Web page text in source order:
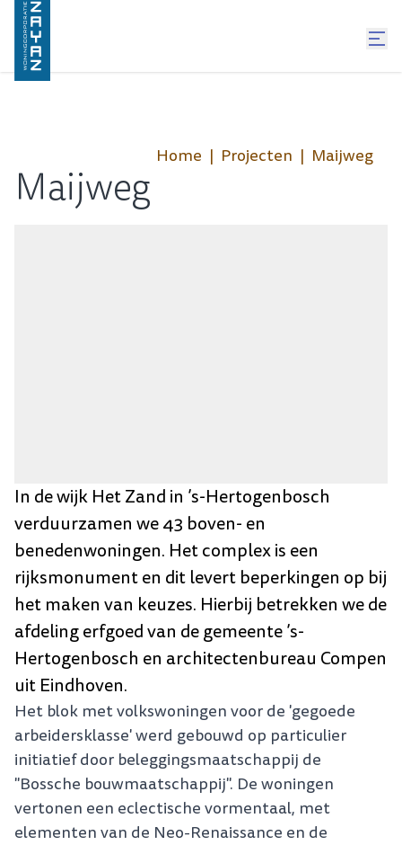
Home Projecten Maijweg
Maijweg
In de wijk Het Zand in ’s-Hertogenbosch
verduurzamen we 43 boven- en
benedenwoningen. Het complex is een
rijksmonument en dit levert beperkingen op bij
het maken van keuzes. Hierbij betrekken we de
afdeling erfgoed van de gemeente ’s-
Hertogenbosch en architectenbureau Compen
uit Eindhoven.
Het blok met volkswoningen voor de 'gegoede
arbeidersklasse' werd gebouwd op particulier
initiatief door beleggingsmaatschappij de
"Bossche bouwmaatschappij". De woningen
vertonen een eclectische vormentaal, met
elementen van de Neo-Renaissance en de